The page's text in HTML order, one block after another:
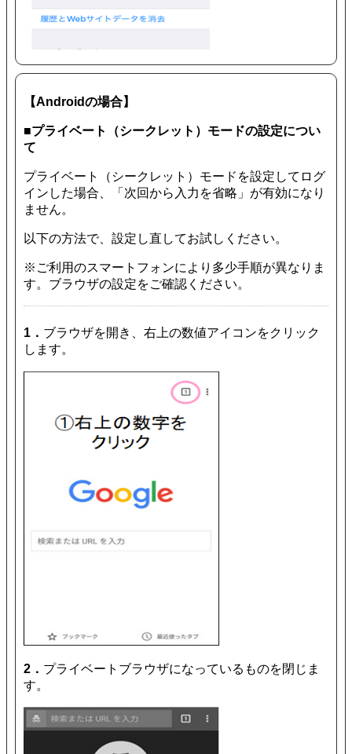
【Androidの場合】
■プライベート（シークレット）モードの設定につい
て
プライベート（シークレット）モードを設定してログ
インした場合、「次回から入力を省略」が有効になり
ません。
以下の方法で、設定し直してお試しください。
※ご利用のスマートフォンにより多少手順が異なりま
す。ブラウザの設定をご確認ください。
1． ブラウザを開き、右上の数値アイコンをクリック
します。
2． プライベートブラウザになっているものを閉じま
す。